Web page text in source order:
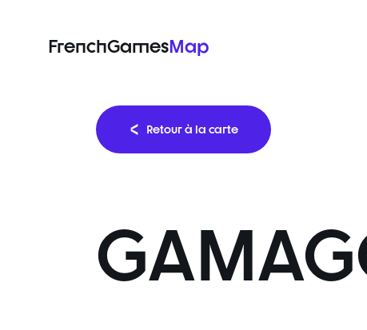
FrenchGamesMap
Retour à la carte